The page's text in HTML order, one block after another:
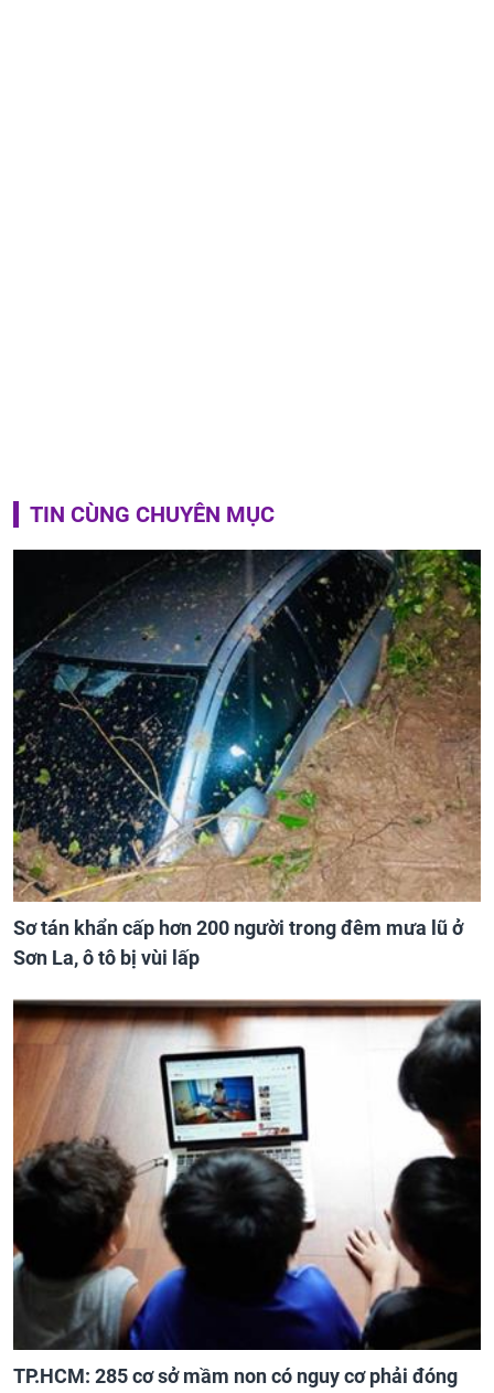
TIN CÙNG CHUYÊN MỤC
Sơ tán khẩn cấp hơn 200 người trong đêm mưa lũ ở
Sơn La, ô tô bị vùi lấp
TP.HCM: 285 cơ sở mầm non có nguy cơ phải đóng